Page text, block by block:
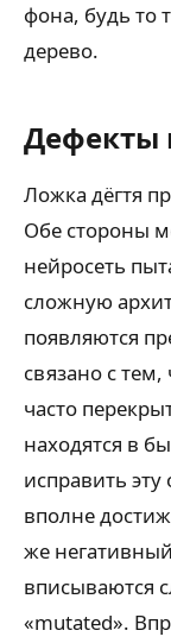
фона, будь то
дерево.
Дефекты
Ложка дёгтя
Обе стороны
нейросеть
сложную
появляются
связано с
часто
находятся в
исправить
вполне
же
вписываются
«mutated».